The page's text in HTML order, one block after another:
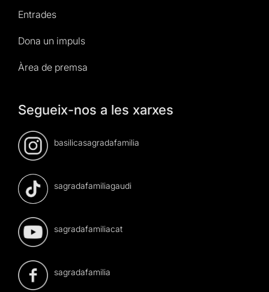
Entrades
Dona un impuls
Àrea de premsa
Segueix-nos a les xarxes
basilicasagradafamilia
sagradafamiliagaudi
sagradafamiliacat
sagradafamilia